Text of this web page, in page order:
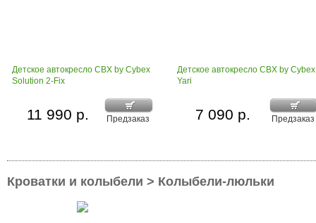
Детское автокресло CBX by Cybex
Solution 2-Fix
Предзаказ
11 990 р.
Детское автокресло CBX by Cybex
Yari
Предзаказ
7 090 р.
Кроватки и колыбели > Колыбели-люльки